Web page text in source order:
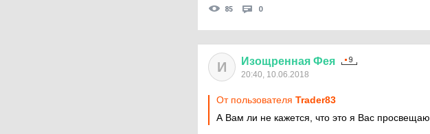
85 0
И Изощренная Фея
20:40, 10.06.2018
От пользователя Trader83
А Вам ли не кажется, что это я Вас просвещаю